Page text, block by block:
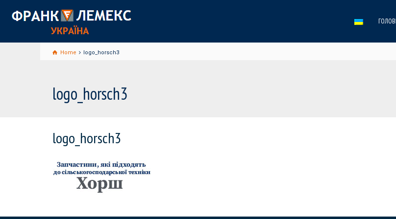
Home logo_horsch3
logo_horsch3
logo_horsch3